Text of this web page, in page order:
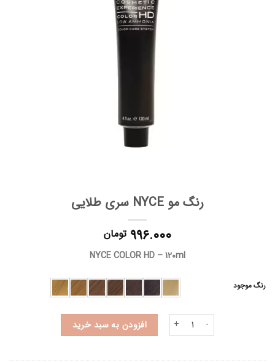
رنگ مو NYCE سری طلایی
۹۹۶.۰۰۰ تومان
NYCE COLOR HD – 120ml
رنگ موجود
رنگ مو NYCE سری طلایی عدد افزودن به سبد خرید